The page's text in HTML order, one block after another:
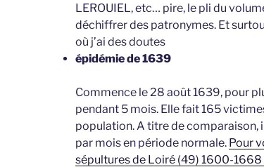
LEROUIEL, etc… pire, le pli du
déchiffrer des patronymes. Et
où j’ai des doutes
épidémie de 1639
Commence le 28 août 1639, pour
pendant 5 mois. Elle fait 165
population. A titre de comparaison,
par mois en période normale. Pour
sépultures de Loiré (49) 1600-